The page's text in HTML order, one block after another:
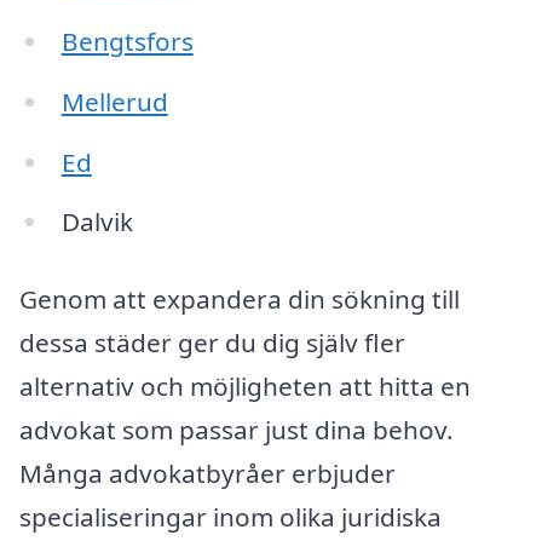
Bengtsfors
Mellerud
Ed
Dalvik
Genom att expandera din sökning till
dessa städer ger du dig själv fler
alternativ och möjligheten att hitta en
advokat som passar just dina behov.
Många advokatbyråer erbjuder
specialiseringar inom olika juridiska